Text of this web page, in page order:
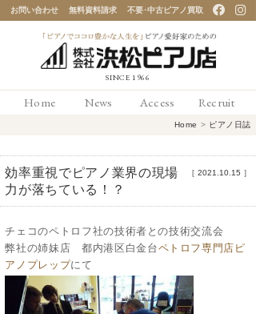
「ピアノでココロ豊かな
人生を」ピアノ愛好家の
ための 浜松ピアノ店
お問い合わせ 無料資料請求 不要･中古ピアノ買取
Home News Access Recruit
Home > ピアノ日誌
［ 2021.10.15 ］
効率重視でピアノ業界の現場
力が落ちている！？
チェコのペトロフ社の技術者との技術交流会
弊社の姉妹店 都内港区白金台ペトロフ専門店ピ
アノプレップにて